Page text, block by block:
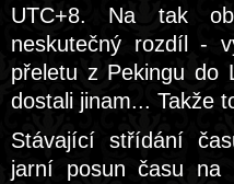
UTC+8. Na tak
neskutečný rozdíl -
přeletu z Pekingu do
dostali jinam... Takže
Stávající střídání
jarní posun času na